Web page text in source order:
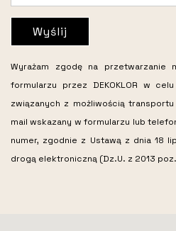
Wyślij
Wyrażam zgodę na przetwarzanie
formularzu przez DEKOKLOR w
związanych z możliwością
mail wskazany w formularzu lub
numer, zgodnie z Ustawą z dnia 18
drogą elektroniczną (Dz.U. z 2013